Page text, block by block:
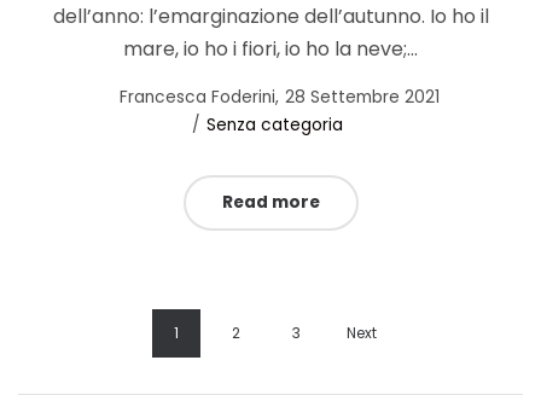
dell’anno: l’emarginazione dell’autunno. Io ho il
mare, io ho i fiori, io ho la neve;…
byFrancesca Foderini Posted
on
28 Settembre 2021
Posted
Senza categoria
Read more
1 2 3 Next